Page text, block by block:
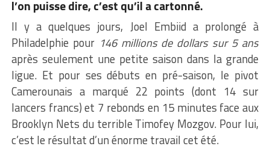
l’on puisse dire, c’est qu’il a cartonné.
Il y a quelques jours, Joel Embiid a prolongé à
Philadelphie pour146 millions de dollars sur 5 ans
après seulement une petite saison dans la grande
ligue. Et pour ses débuts en pré-saison, le pivot
Camerounais a marqué 22 points (dont 14 sur
lancers francs) et 7 rebonds en 15 minutes face aux
Brooklyn Nets du terrible Timofey Mozgov. Pour lui,
c’est le résultat d’un énorme travail cet été.